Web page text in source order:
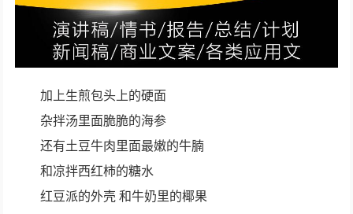
加上生煎包头上的硬面
杂拌汤里面脆脆的海参
还有土豆牛肉里面最嫩的牛腩
和凉拌西红柿的糖水
红豆派的外壳 和牛奶里的椰果